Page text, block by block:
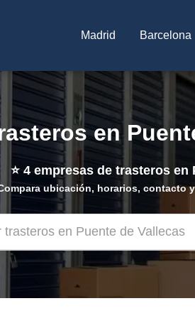
Madrid Barcelona
en
⭐ 4 empresas de trasteros en
ubicación, horarios, contacto